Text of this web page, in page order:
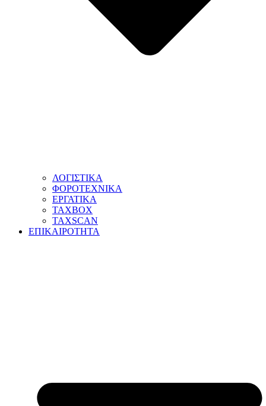
ΛΟΓΙΣΤΙΚΑ
ΦΟΡΟΤΕΧΝΙΚΑ
ΕΡΓΑΤΙΚΑ
TAXBOX
TAXSCAN
ΕΠΙΚΑΙΡΟΤΗΤΑ